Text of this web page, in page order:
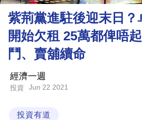
理
財
商
業
技
紫荊黨進駐後迎末日？
開始欠租 25萬都俾唔
鬥、賣舖續命
經濟一週
投資 Jun 22 2021
投資有道